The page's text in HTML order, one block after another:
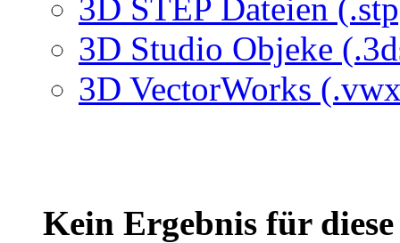
3D STEP Dateien
3D Studio Objeke
3D VectorWorks
Kein Ergebnis für